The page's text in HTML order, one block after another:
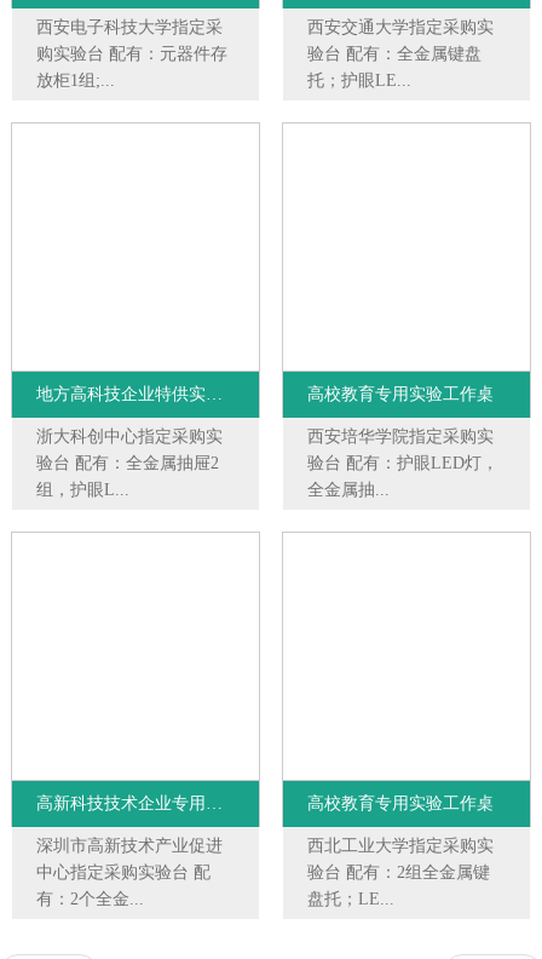
西安电子科技大学指定采
购实验台 配有：元器件存
放柜1组;...
西安交通大学指定采购实
验台 配有：全金属键盘
托；护眼LE...
地方高科技企业特供实验桌
浙大科创中心指定采购实
验台 配有：全金属抽屉2
组，护眼L...
高校教育专用实验工作桌
西安培华学院指定采购实
验台 配有：护眼LED灯，
全金属抽...
深圳市高新技术产业促进
中心指定采购实验台 配
有：2个全金...
高校教育专用实验工作桌
西北工业大学指定采购实
验台 配有：2组全金属键
盘托；LE...